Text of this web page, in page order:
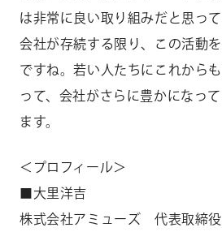
は非常に良い取り組みだと思っ
会社が存続する限り、この活動
ですね。若い人たちにこれから
って、会社がさらに豊かになっ
ます。
＜プロフィール＞
■大里洋吉
株式会社アミューズ 代表取締